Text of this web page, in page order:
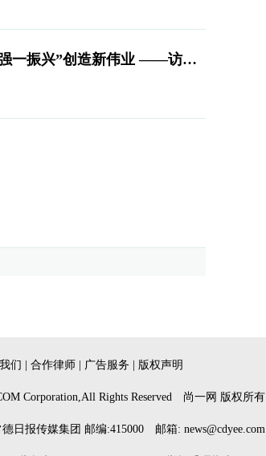
【深入学习贯彻党的二十大精神——“一把手”访谈系列报道】以“四强一振兴”创造新伟业 ——访中共石门县委书记吴兴国
们 合作律师 广告服务 版权声明
Corporation,All Rights Reserved 尚一网 版权所有
日报传媒集团 邮编:415000 邮箱: news@cdyee.com